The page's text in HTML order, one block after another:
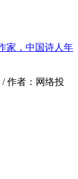
家，中国诗人年
/作者： 网络投